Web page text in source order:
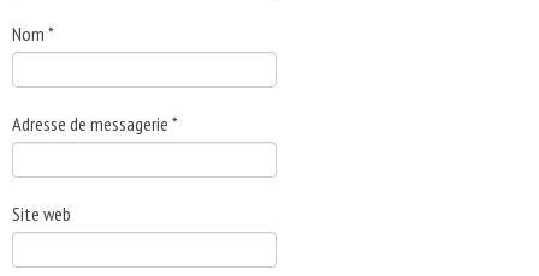
Nom *
Adresse de messagerie *
Site web